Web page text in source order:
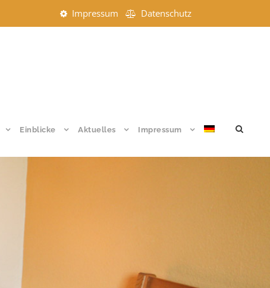
Impressum Datenschutz
Einblicke Aktuelles Impressum